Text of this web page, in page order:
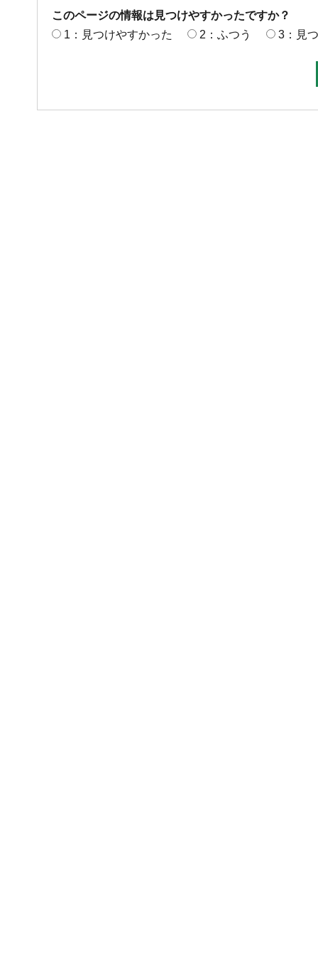
このページの情報は見つけやすかったですか？
1：見つけやすかった
2：ふつう 3：見